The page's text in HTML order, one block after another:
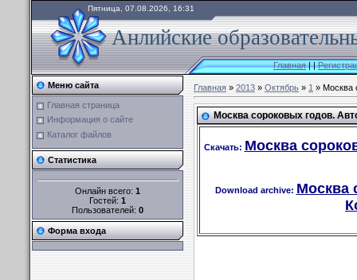
Пятница, 07.08.2026, 16:31
Анлийские
Главная||
Меню сайта
Главная страница
Информация о сайте
Каталог файлов
Статистика
Онлайн всего: 1
Гостей: 1
Пользователей: 0
Форма входа
Главная»2013 » Октябрь » 1» Москва
Москва сороковых годов.
Скачать: Москва
Download archive: Москва